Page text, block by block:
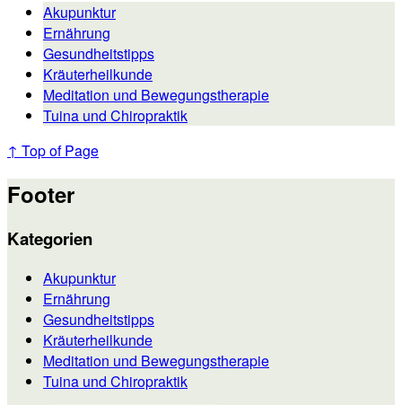
Akupunktur
Ernährung
Gesundheitstipps
Kräuterheilkunde
Meditation und Bewegungstherapie
Tuina und Chiropraktik
↑ Top of Page
Footer
Kategorien
Akupunktur
Ernährung
Gesundheitstipps
Kräuterheilkunde
Meditation und Bewegungstherapie
Tuina und Chiropraktik